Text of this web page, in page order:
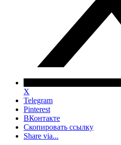
X
Telegram
Pinterest
ВКонтакте
Скопировать ссылку
Share via...